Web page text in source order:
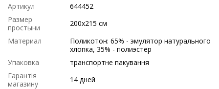
Артикул
644452
Размер
простыни
200х215 см
Материал
Поликотон: 65% - эмулятор натурального
хлопка, 35% - полиэстер
Упаковка
транспортне пакування
Гарантія
магазину
14 дней